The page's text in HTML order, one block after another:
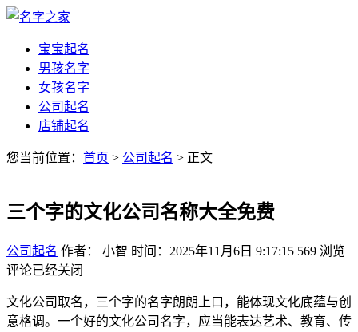
宝宝起名
男孩名字
女孩名字
公司起名
店铺起名
您当前位置： 首页 > 公司起名 > 正文
三个字的文化公司名称大全免费
公司起名 作者： 小智 时间：2025年11月6日 9:17:15 569 浏览
评论已经关闭
文化公司取名，三个字的名字朗朗上口，能体现文化底蕴与创
意格调。一个好的文化公司名字，应当能表达艺术、教育、传